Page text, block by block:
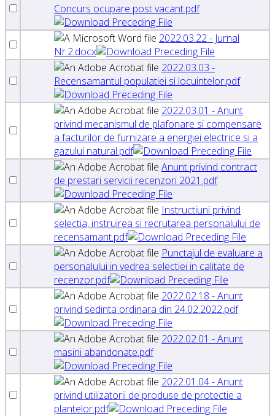
Concurs ocupare post vacant.pdf
2022.03.22 - Jurnal
Nr.2.docx
2022.03.03 -
Recensamantul populatiei si locuintelor.pdf
2022.03.01 - Anunt
privind mecanismul de plafonare si compensare
a facturilor de furnizare a energiei electrice si a
gazului natural.pdf
Anunt privind contract
de prestari servicii recenzori 2021.pdf
Instructiuni privind
selectia, instruirea si recrutarea personalului de
recensamant.pdf
Punctajul de evaluare a
personalului in vedrea selectiei in calitate de
recenzor.pdf
2022.02.18 - Anunt
privind sedinta ordinara din 24.02.2022.pdf
2022.02.01 - Anunt
masini abandonate.pdf
2022.01.04 - Anunt
privind utilizatorii de produse de protectie a
plantelor.pdf